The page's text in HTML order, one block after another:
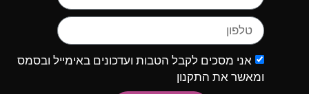
אני מסכים לקבל הטבות ועדכונים באימייל ובסמס
ומאשר את התקנון